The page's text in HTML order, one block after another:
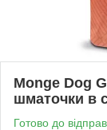
Monge Dog
шматочки в
Готово до